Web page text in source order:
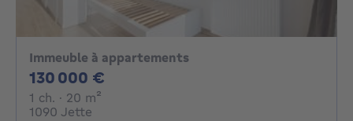
Immeuble à appartements
130 000 €
1 ch. 1 chambre
· 20 m²
1090 Jette